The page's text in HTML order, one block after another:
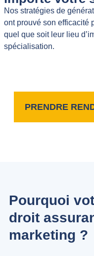
Nos stratégies de
ont prouvé son efficacité
quel que soit leur lieu
spécialisation.
PRENDRE
Pourquoi
droit
marketing ?